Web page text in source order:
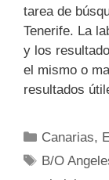
tarea de
Tenerife. La
y los
el mismo o
resultados
Canarias,
B/O